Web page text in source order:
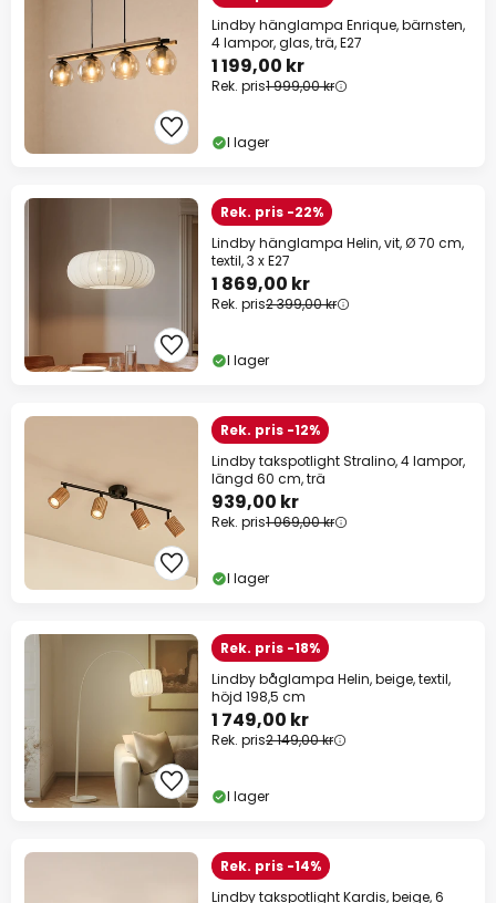
Lindby hänglampa Enrique, bärnsten,
4 lampor, glas, trä, E27
1 199,00 kr
Rek. pris1 999,00 kr
I lager
Rek. pris -22%
Lindby hänglampa Helin, vit, Ø 70 cm,
textil, 3 x E27
1 869,00 kr
Rek. pris2 399,00 kr
I lager
Rek. pris -12%
Lindby takspotlight Stralino, 4 lampor,
längd 60 cm, trä
939,00 kr
Rek. pris1 069,00 kr
I lager
Rek. pris -18%
Lindby båglampa Helin, beige, textil,
höjd 198,5 cm
1 749,00 kr
Rek. pris2 149,00 kr
I lager
Rek. pris -14%
Lindby takspotlight Kardis, beige, 6